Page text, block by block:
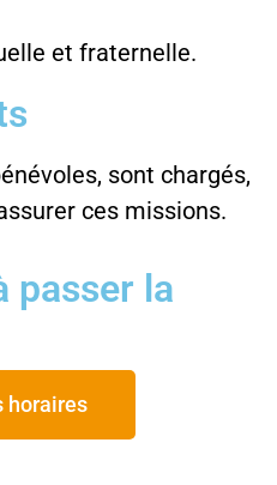
et fraternelle.
sont chargés,
ces missions.
passer la
horaires